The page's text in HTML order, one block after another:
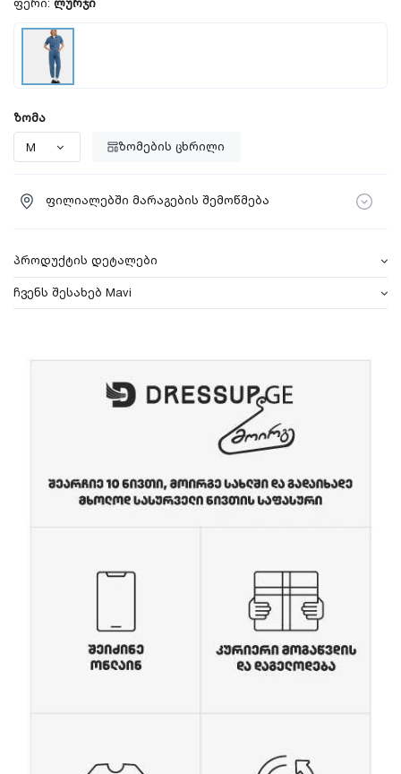
ფერი: ლურჯი
ზომა
ზომების ცხრილი
ფილიალებში მარაგების შემოწმება
პროდუქტის დეტალები
ჩვენს შესახებ Mavi